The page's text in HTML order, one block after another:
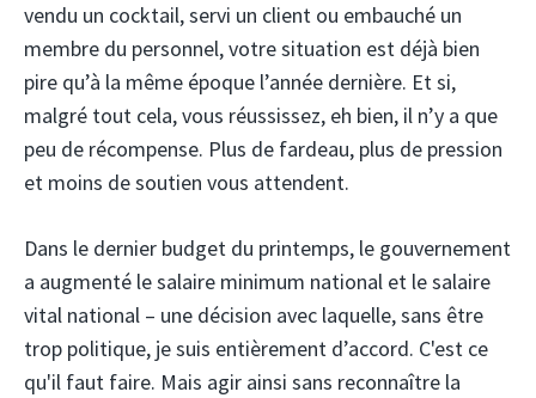
vendu un cocktail, servi un client ou embauché un
membre du personnel, votre situation est déjà bien
pire qu’à la même époque l’année dernière. Et si,
malgré tout cela, vous réussissez, eh bien, il n’y a que
peu de récompense. Plus de fardeau, plus de pression
et moins de soutien vous attendent.
Dans le dernier budget du printemps, le gouvernement
a augmenté le salaire minimum national et le salaire
vital national – une décision avec laquelle, sans être
trop politique, je suis entièrement d’accord. C'est ce
qu'il faut faire. Mais agir ainsi sans reconnaître la